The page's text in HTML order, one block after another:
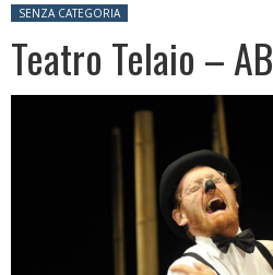
Posted in:
SENZA CATEGORIA
Teatro Telaio –